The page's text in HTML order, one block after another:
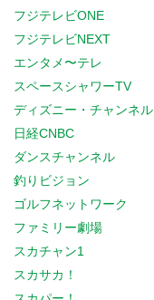
フジテレビONE
フジテレビNEXT
エンタメ〜テレ
スペースシャワーTV
ディズニー・チャンネル
日経CNBC
ダンスチャンネル
釣りビジョン
ゴルフネットワーク
ファミリー劇場
スカチャン1
スカサカ！